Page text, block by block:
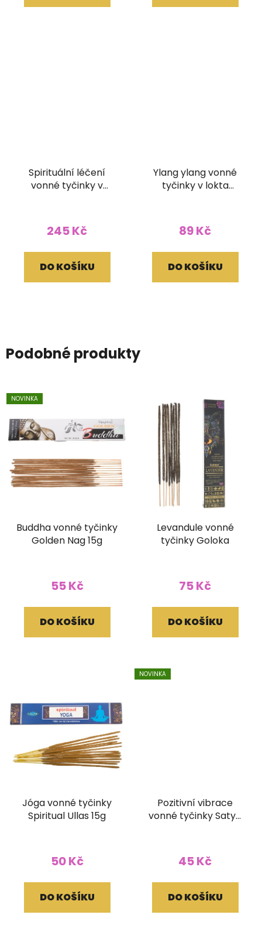
Spirituální léčení
vonné tyčinky v
245 Kč
DO KOŠÍKU
Ylang ylang vonné
tyčinky v lokta
89 Kč
DO KOŠÍKU
Podobné produkty
NOVINKA
Buddha vonné tyčinky
Golden Nag 15g
55 Kč
DO KOŠÍKU
Levandule vonné
tyčinky Goloka
75 Kč
DO KOŠÍKU
Jóga vonné tyčinky
Spiritual Ullas 15g
50 Kč
DO KOŠÍKU
NOVINKA
Pozitivní vibrace
vonné tyčinky Satya
45 Kč
DO KOŠÍKU